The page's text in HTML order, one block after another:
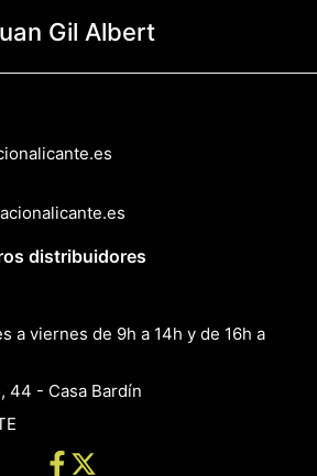
Gil Albert
distribuidores
a viernes de 9h a 14h y de 16h a
44 - Casa Bardín